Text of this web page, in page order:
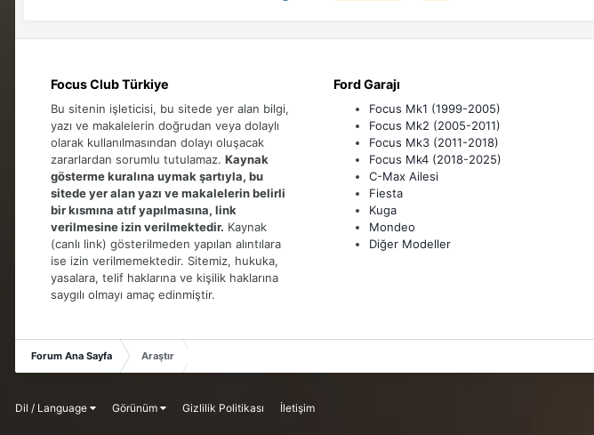
Focus Club Türkiye
Bu sitenin işleticisi, bu sitede yer alan bilgi,
yazı ve makalelerin doğrudan veya dolaylı
olarak kullanılmasından dolayı oluşacak
zararlardan sorumlu tutulamaz. Kaynak
gösterme kuralına uymak şartıyla, bu
sitede yer alan yazı ve makalelerin belirli
bir kısmına atıf yapılmasına, link
verilmesine izin verilmektedir. Kaynak
(canlı link) gösterilmeden yapılan alıntılara
ise izin verilmemektedir. Sitemiz, hukuka,
yasalara, telif haklarına ve kişilik haklarına
saygılı olmayı amaç edinmiştir.
Ford Garajı
Focus Mk1 (1999-2005)
Focus Mk2 (2005-2011)
Focus Mk3 (2011-2018)
Focus Mk4 (2018-2025)
C-Max Ailesi
Fiesta
Kuga
Mondeo
Diğer Modeller
Forum Ana Sayfa Araştır
Dil / Language Görünüm Gizlilik Politikası İletişim